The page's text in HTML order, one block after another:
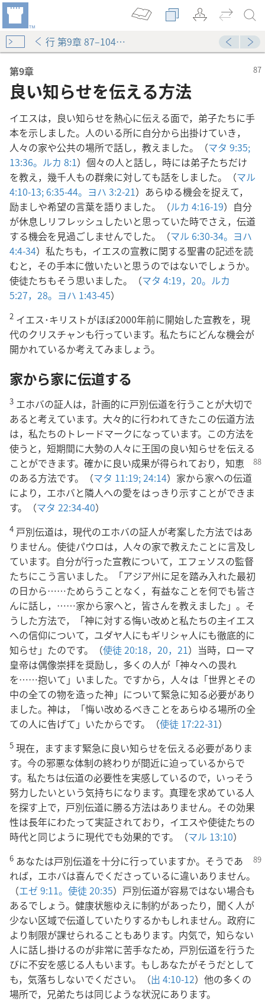
行 第9章 87–104ページ
第9章
良い知らせを伝える方法
イエスは，良い知らせを熱心に伝える面で，弟子たちに手
本を示しました。人のいる所に自分から出掛けていき，
人々の家や公共の場所で話し，教えました。（マタ 9:35;
13:36。 ルカ 8:1）個々の人と話し，時には弟子たちだけ
を教え，幾千人もの群衆に対しても話をしました。（マル
4:10-13; 6:35-44。 ヨハ 3:2-21）あらゆる機会を捉えて，
励ましや希望の言葉を語りました。（ルカ 4:16-19）自分
が休息しリフレッシュしたいと思っていた時でさえ，伝道
する機会を見過ごしませんでした。（マル 6:30-34。 ヨハ
4:4-34）私たちも，イエスの宣教に関する聖書の記述を読
むと，その手本に倣いたいと思うのではないでしょうか。
使徒たちもそう思いました。（マタ 4:19，20。 ルカ
5:27，28。 ヨハ 1:43-45）
2 イエス･キリストがほぼ2000年前に開始した宣教を，現
代のクリスチャンも行っています。私たちにどんな機会が
開かれているか考えてみましょう。
家から家に伝道する
3 エホバの証人は，計画的に戸別伝道を行うことが大切で
あると考えています。大々的に行われてきたこの伝道方法
は，私たちのトレードマークになっています。この方法を
使うと，短期間に大勢の人々に王国の良い知らせを伝える
ことができます。確かに良い成果が得られており，知恵
のある方法です。（マタ 11:19;24:14）家から家への伝道
により，エホバと隣人への愛をはっきり示すことができま
す。（マタ 22:34-40）
4 戸別伝道は，現代のエホバの証人が考案した方法ではあ
りません。使徒パウロは，人々の家で教えたことに言及し
ています。自分が行った宣教について，エフェソスの監督
たちにこう言いました。「アジア州に足を踏み入れた最初
の日から……ためらうことなく，有益なことを何でも皆さ
んに話し，……家から家へと，皆さんを教えました」。そ
うした方法で，「神に対する悔い改めと私たちの主イエス
への信仰について，ユダヤ人にもギリシャ人にも徹底的に
知らせ」たのです。（使徒 20:18， 20，21）当時，ローマ
皇帝は偶像崇拝を奨励し，多くの人が「神々への畏れ
を……抱いて」いました。ですから，人々は「世界とその
中の全ての物を造った神」について緊急に知る必要があり
ました。神は，「悔い改めるべきことをあらゆる場所の全
ての人に告げて」いたからです。（使徒 17:22-31）
5 現在，ますます緊急に良い知らせを伝える必要がありま
す。今の邪悪な体制の終わりが間近に迫っているからで
す。私たちは伝道の必要性を実感しているので，いっそう
努力したいという気持ちになります。真理を求めている人
を探す上で，戸別伝道に勝る方法はありません。その効果
性は長年にわたって実証されており，イエスや使徒たちの
時代と同じように現代でも効果的です。（マル 13:10）
6 あなたは戸別伝道を十分に行っていますか。そうであ
れば，エホバは喜んでくださっているに違いありません。
（エゼ 9:11。 使徒 20:35）戸別伝道が容易ではない場合も
あるでしょう。健康状態ゆえに制約があったり，聞く人が
少ない区域で伝道していたりするかもしれません。政府に
より制限が課せられることもあります。内気で，知らない
人に話し掛けるのが非常に苦手なため，戸別伝道を行うた
びに不安を感じる人もいます。もしあなたがそうだとして
も，気落ちしないでください。（出 4:10-12）他の多くの
場所で，兄弟たちは同じような状況にあります。